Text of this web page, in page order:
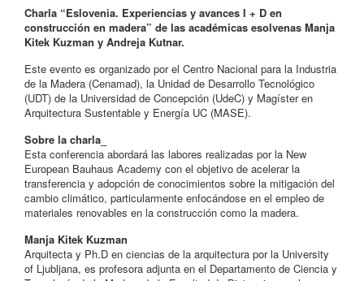
Charla “Eslovenia. Experiencias y avances I + D en
construcción en madera” de las académicas esolvenas Manja
Kitek Kuzman y Andreja Kutnar.
Este evento es organizado por el Centro Nacional para la Industria
de la Madera (Cenamad), la Unidad de Desarrollo Tecnológico
(UDT) de la Universidad de Concepción (UdeC) y Magíster en
Arquitectura Sustentable y Energía UC (MASE).
Sobre la charla_
Esta conferencia abordará las labores realizadas por la New
European Bauhaus Academy con el objetivo de acelerar la
transferencia y adopción de conocimientos sobre la mitigación del
cambio climático, particularmente enfocándose en el empleo de
materiales renovables en la construcción como la madera.
Manja Kitek Kuzman
Arquitecta y Ph.D en ciencias de la arquitectura por la University
of Ljubljana, es profesora adjunta en el Departamento de Ciencia y